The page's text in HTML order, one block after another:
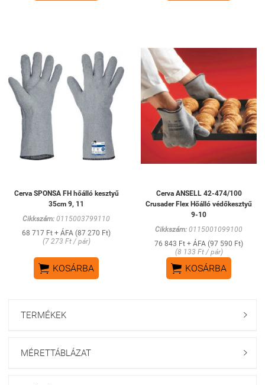
Cerva SPONSA FH hőálló kesztyű
35cm 9, 11
Cikkszám: 0115003799110
68 717 Ft + ÁFA (87 270 Ft)
(7 273 Ft / pár)
 KOSÁRBA
Cerva ANSELL 42-474/100
Crusader Flex Hőálló védőkesztyű
9-10
Cikkszám: 0115001099100
76 843 Ft + ÁFA (97 590 Ft)
(8 133 Ft / pár)
 KOSÁRBA
TERMÉKEK 
MÉRETTÁBLÁZAT 